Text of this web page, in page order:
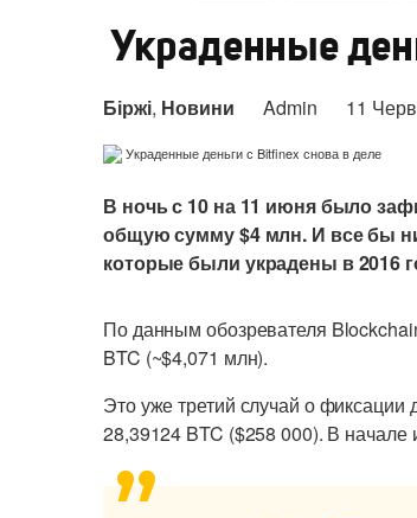
Украденные
Біржі, Новини Admin 11
В ночь с 10 на 11 июня было
общую сумму $4 млн. И все бы
которые были украдены в 2016
По данным обозревателя
BTC (~$4,071 млн).
Это уже третий случай о
28,39124 BTC ($258 000). В